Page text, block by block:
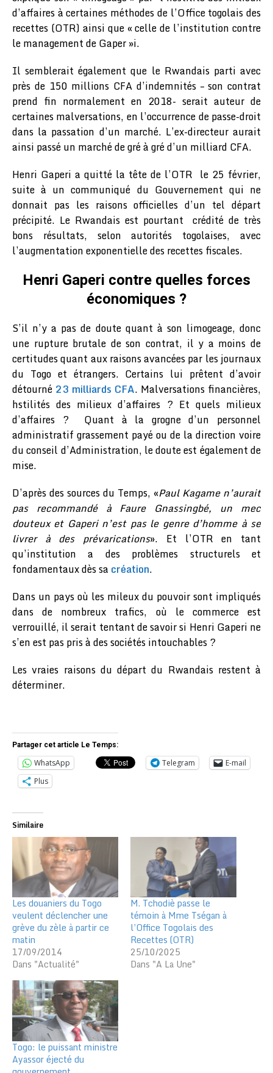
d’affaires à certaines méthodes de l’Office togolais des
recettes (OTR) ainsi que « celle de l’institution contre
le management de Gaper »i.
Il semblerait également que le Rwandais parti avec
près de 150 millions CFA d’indemnités – son contrat
prend fin normalement en 2018- serait auteur de
certaines malversations, en l’occurrence de passe-droit
dans la passation d’un marché. L’ex-directeur aurait
ainsi passé un marché de gré à gré d’un milliard CFA.
Henri Gaperi a quitté la tête de l’OTR le 25 février,
suite à un communiqué du Gouvernement qui ne
donnait pas les raisons officielles d’un tel départ
précipité. Le Rwandais est pourtant crédité de très
bons résultats, selon autorités togolaises, avec
l’augmentation exponentielle des recettes fiscales.
Henri Gaperi contre quelles forces
économiques ?
S’il n’y a pas de doute quant à son limogeage, donc
une rupture brutale de son contrat, il y a moins de
certitudes quant aux raisons avancées par les journaux
du Togo et étrangers. Certains lui prêtent d’avoir
détourné 23 milliards CFA. Malversations financières,
hstilités des milieux d’affaires ? Et quels milieux
d’affaires ? Quant à la grogne d’un personnel
administratif grassement payé ou de la direction voire
du conseil d’Administration, le doute est également de
mise.
D’après des sources du Temps, «Paul Kagame n’aurait
pas recommandé à Faure Gnassingbé, un mec
douteux et Gaperi n’est pas le genre d’homme à se
livrer à des prévarications». Et l’OTR en tant
qu’institution a des problèmes structurels et
fondamentaux dès sa création.
Dans un pays où les mileux du pouvoir sont impliqués
dans de nombreux trafics, où le commerce est
verrouillé, il serait tentant de savoir si Henri Gaperi ne
s’en est pas pris à des sociétés intouchables ?
Les vraies raisons du départ du Rwandais restent à
déterminer.
Partager cet article Le Temps:
WhatsApp Telegram
E-mail
Plus
Similaire
Les douaniers du Togo
veulent déclencher une
grève du zèle à partir ce
matin
17/09/2014
Dans "Actualité"
M. Tchodiè passe le
témoin à Mme Tségan à
l’Office Togolais des
Recettes (OTR)
25/10/2025
Dans "A La Une"
Togo: le puissant ministre
Ayassor éjecté du